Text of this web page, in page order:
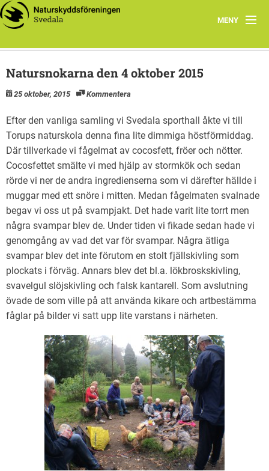
MENY
Årets Program
Unika arter i Svedala
Länkar
Natursnokarna den 4 oktober 2015
25 oktober, 2015 Kommentera
Efter den vanliga samling vi Svedala sporthall åkte vi till
Torups naturskola denna fina lite dimmiga höstförmiddag.
Där tillverkade vi fågelmat av cocosfett, fröer och nötter.
Cocosfettet smälte vi med hjälp av stormkök och sedan
rörde vi ner de andra ingredienserna som vi därefter hällde i
muggar med ett snöre i mitten. Medan fågelmaten svalnade
begav vi oss ut på svampjakt. Det hade varit lite torrt men
några svampar blev de. Under tiden vi fikade sedan hade vi
genomgång av vad det var för svampar. Några ätliga
svampar blev det inte förutom en stolt fjällskivling som
plockats i förväg. Annars blev det bl.a. lökbroskskivling,
svavelgul slöjskivling och falsk kantarell. Som avslutning
övade de som ville på att använda kikare och artbestämma
fåglar på bilder vi satt upp lite varstans i närheten.